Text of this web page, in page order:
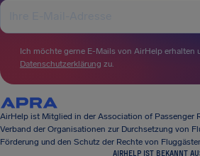
Ich möchte gerne E-Mails von AirHelp erhalten
Datenschutzerklärung zu.
AirHelp ist Mitglied in der Association of Passenger
Verband der Organisationen zur Durchsetzung von
Förderung und den Schutz der Rechte von
AIRHELP IST BEKANNT